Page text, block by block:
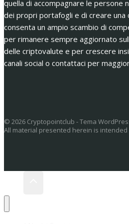
quella di accompagnare le persone
dei propri portafogli e di creare una
consenta un ampio scambio di
per rimanere sempre aggiornato
delle criptovalute e per crescere
canali social o contattaci per
© 2026 Cryptopointclub - Tema
All material presented herein is